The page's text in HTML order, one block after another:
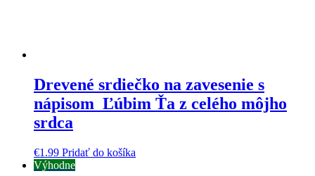
Drevené srdiečko na zavesenie s
nápisom Ľúbim Ťa z celého môjho
srdca
€1.99 Pridať do košíka
Výhodne